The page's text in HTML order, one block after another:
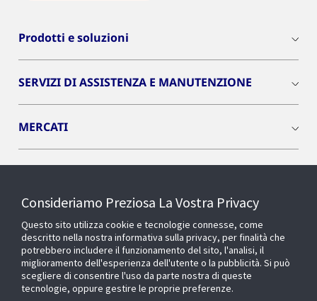
Prodotti e soluzioni
SERVIZI DI ASSISTENZA E MANUTENZIONE
MERCATI
OPENBLUE
Consideriamo Preziosa La Vostra Privacy
Questo sito utilizza cookie e tecnologie connesse, come
descritto nella nostra informativa sulla privacy, per finalità che
potrebbero includere il funzionamento del sito, l'analisi, il
miglioramento dell'esperienza dell'utente o la pubblicità. Si può
scegliere di consentire l'uso da parte nostra di queste
tecnologie, oppure gestire le proprie preferenze.